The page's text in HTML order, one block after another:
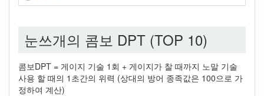
눈쓰개의 콤보 DPT (TOP 10)
콤보DPT = 게이지 기술 1회 + 게이지가 찰 때까지 노말 기술
사용 할 때의 1초간의 위력 (상대의 방어 종족값은 100으로 가
정하여 계산)